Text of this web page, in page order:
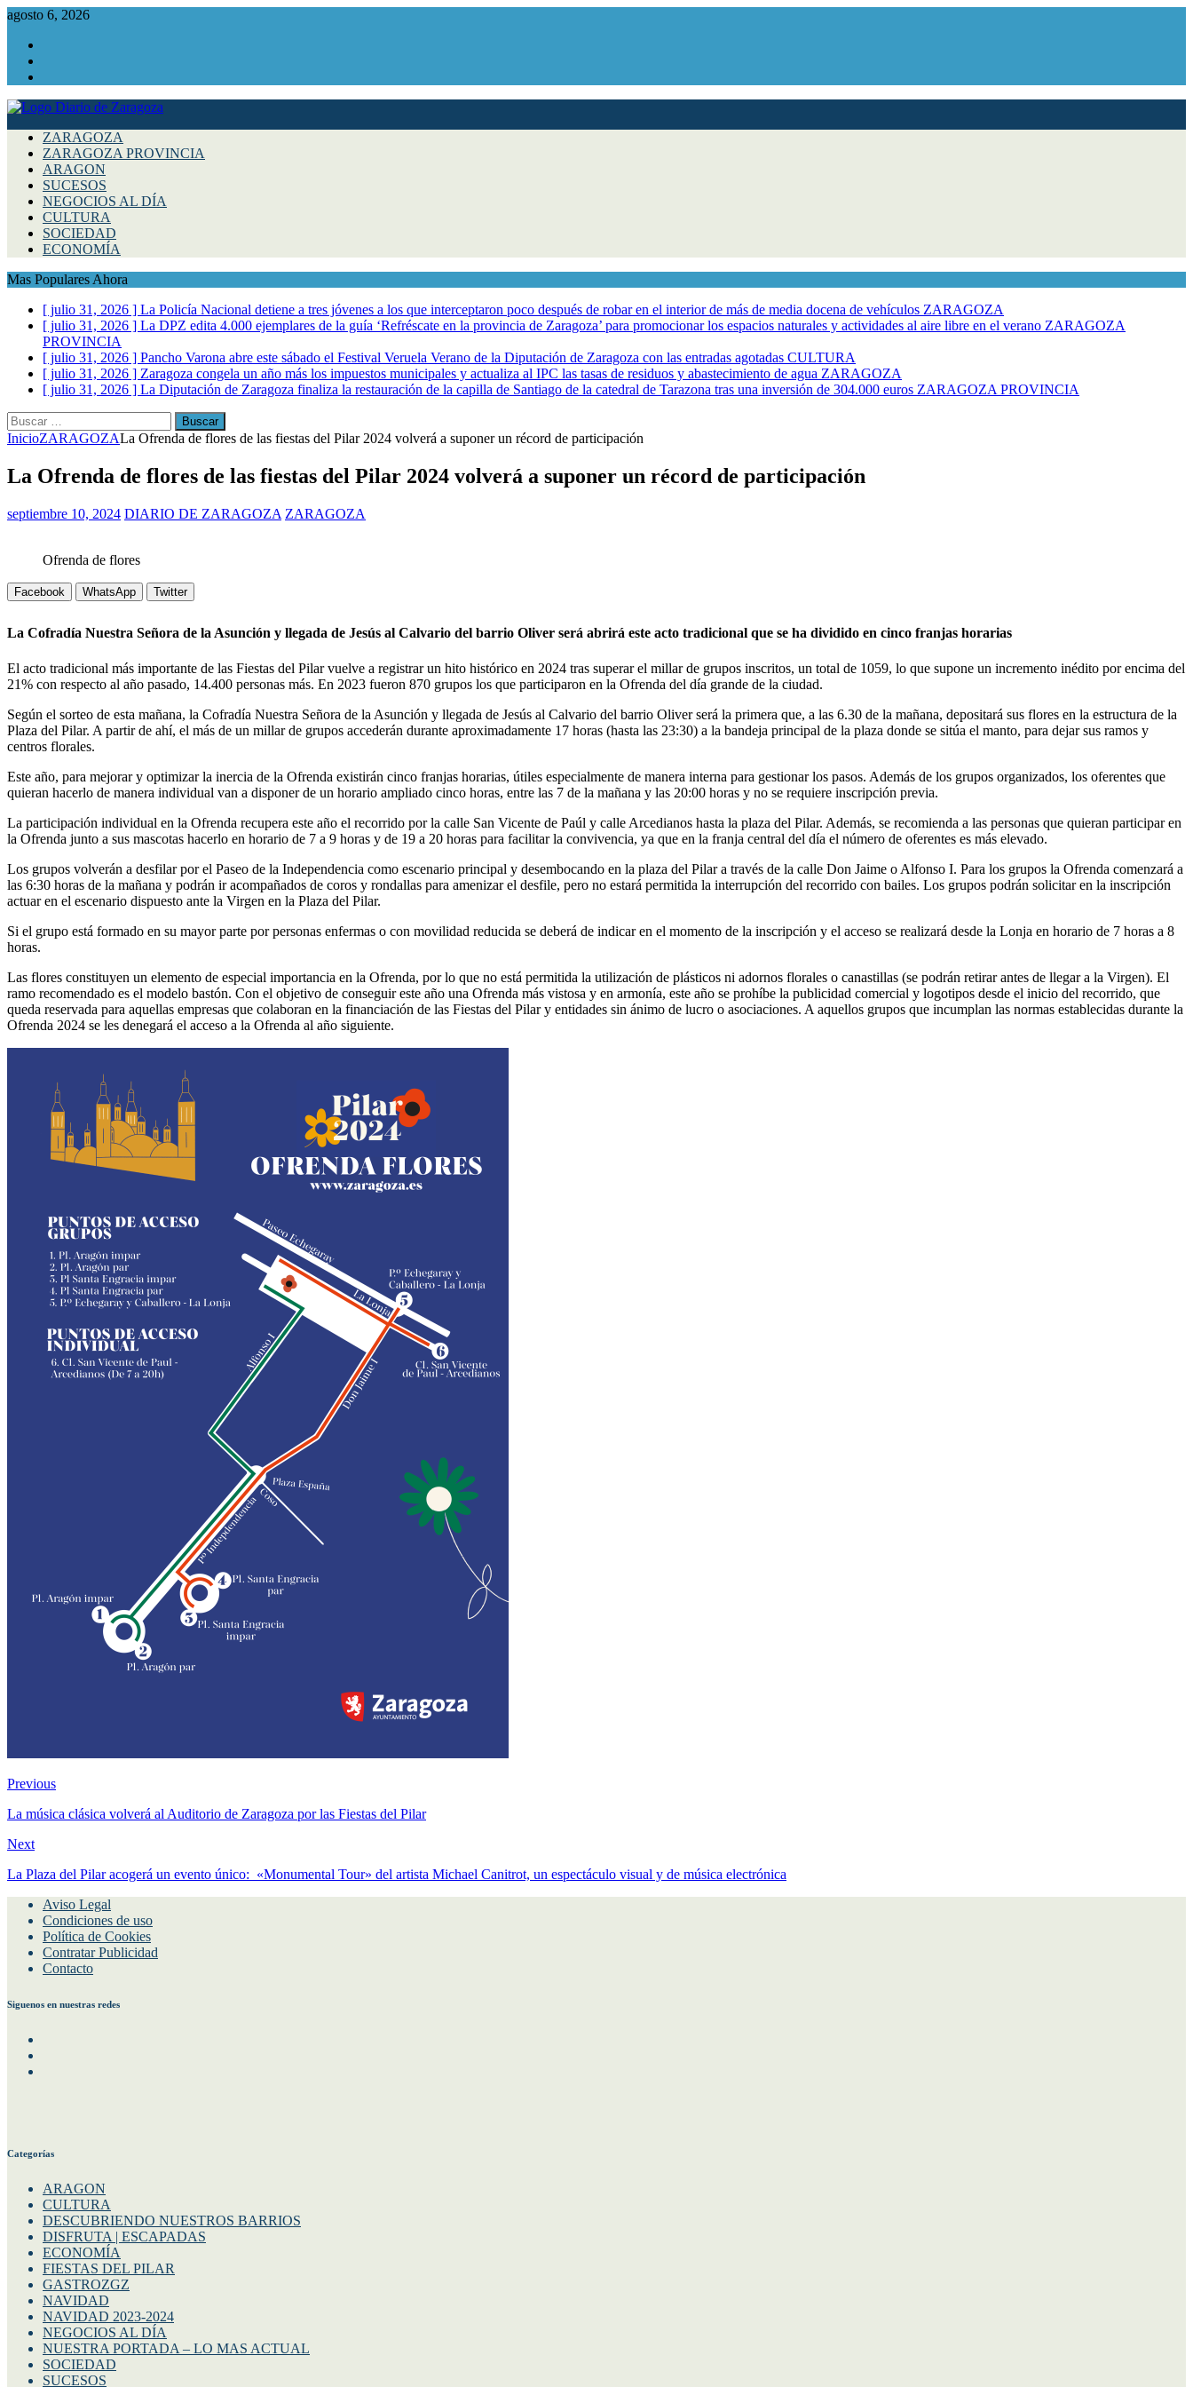
agosto 6, 2026
ZARAGOZA
ZARAGOZA PROVINCIA
ARAGON
SUCESOS
NEGOCIOS AL DÍA
CULTURA
SOCIEDAD
ECONOMÍA
Mas Populares Ahora
[ julio 31, 2026 ] La Policía Nacional detiene a tres jóvenes a los que interceptaron poco después de robar en el interior de más de media docena de vehículos ZARAGOZA
[ julio 31, 2026 ] La DPZ edita 4.000 ejemplares de la guía ‘Refréscate en la provincia de Zaragoza’ para promocionar los espacios naturales y actividades al aire libre en el verano ZARAGOZA
PROVINCIA
[ julio 31, 2026 ] Pancho Varona abre este sábado el Festival Veruela Verano de la Diputación de Zaragoza con las entradas agotadas CULTURA
[ julio 31, 2026 ] Zaragoza congela un año más los impuestos municipales y actualiza al IPC las tasas de residuos y abastecimiento de agua ZARAGOZA
[ julio 31, 2026 ] La Diputación de Zaragoza finaliza la restauración de la capilla de Santiago de la catedral de Tarazona tras una inversión de 304.000 euros ZARAGOZA PROVINCIA
Buscar:
InicioZARAGOZALa Ofrenda de flores de las fiestas del Pilar 2024 volverá a suponer un récord de participación
La Ofrenda de flores de las fiestas del Pilar 2024 volverá a suponer un récord de participación
septiembre 10, 2024 DIARIO DE ZARAGOZA ZARAGOZA
Ofrenda de flores
Facebook WhatsApp Twitter
La Cofradía Nuestra Señora de la Asunción y llegada de Jesús al Calvario del barrio Oliver será abrirá este acto tradicional que se ha dividido en cinco franjas horarias
El acto tradicional más importante de las Fiestas del Pilar vuelve a registrar un hito histórico en 2024 tras superar el millar de grupos inscritos, un total de 1059, lo que supone un incremento inédito por encima del
21% con respecto al año pasado, 14.400 personas más. En 2023 fueron 870 grupos los que participaron en la Ofrenda del día grande de la ciudad.
Según el sorteo de esta mañana, la Cofradía Nuestra Señora de la Asunción y llegada de Jesús al Calvario del barrio Oliver será la primera que, a las 6.30 de la mañana, depositará sus flores en la estructura de la
Plaza del Pilar. A partir de ahí, el más de un millar de grupos accederán durante aproximadamente 17 horas (hasta las 23:30) a la bandeja principal de la plaza donde se sitúa el manto, para dejar sus ramos y
centros florales.
Este año, para mejorar y optimizar la inercia de la Ofrenda existirán cinco franjas horarias, útiles especialmente de manera interna para gestionar los pasos. Además de los grupos organizados, los oferentes que
quieran hacerlo de manera individual van a disponer de un horario ampliado cinco horas, entre las 7 de la mañana y las 20:00 horas y no se requiere inscripción previa.
La participación individual en la Ofrenda recupera este año el recorrido por la calle San Vicente de Paúl y calle Arcedianos hasta la plaza del Pilar. Además, se recomienda a las personas que quieran participar en
la Ofrenda junto a sus mascotas hacerlo en horario de 7 a 9 horas y de 19 a 20 horas para facilitar la convivencia, ya que en la franja central del día el número de oferentes es más elevado.
Los grupos volverán a desfilar por el Paseo de la Independencia como escenario principal y desembocando en la plaza del Pilar a través de la calle Don Jaime o Alfonso I. Para los grupos la Ofrenda comenzará a
las 6:30 horas de la mañana y podrán ir acompañados de coros y rondallas para amenizar el desfile, pero no estará permitida la interrupción del recorrido con bailes. Los grupos podrán solicitar en la inscripción
actuar en el escenario dispuesto ante la Virgen en la Plaza del Pilar.
Si el grupo está formado en su mayor parte por personas enfermas o con movilidad reducida se deberá de indicar en el momento de la inscripción y el acceso se realizará desde la Lonja en horario de 7 horas a 8
horas.
Las flores constituyen un elemento de especial importancia en la Ofrenda, por lo que no está permitida la utilización de plásticos ni adornos florales o canastillas (se podrán retirar antes de llegar a la Virgen). El
ramo recomendado es el modelo bastón. Con el objetivo de conseguir este año una Ofrenda más vistosa y en armonía, este año se prohíbe la publicidad comercial y logotipos desde el inicio del recorrido, que
queda reservada para aquellas empresas que colaboran en la financiación de las Fiestas del Pilar y entidades sin ánimo de lucro o asociaciones. A aquellos grupos que incumplan las normas establecidas durante la
Ofrenda 2024 se les denegará el acceso a la Ofrenda al año siguiente.
Previous
La música clásica volverá al Auditorio de Zaragoza por las Fiestas del Pilar
Next
La Plaza del Pilar acogerá un evento único: «Monumental Tour» del artista Michael Canitrot, un espectáculo visual y de música electrónica
Aviso Legal
Condiciones de uso
Política de Cookies
Contratar Publicidad
Contacto
Siguenos en nuestras redes
Categorías
ARAGON
CULTURA
DESCUBRIENDO NUESTROS BARRIOS
DISFRUTA | ESCAPADAS
ECONOMÍA
FIESTAS DEL PILAR
GASTROZGZ
NAVIDAD
NAVIDAD 2023-2024
NEGOCIOS AL DÍA
NUESTRA PORTADA – LO MAS ACTUAL
SOCIEDAD
SUCESOS